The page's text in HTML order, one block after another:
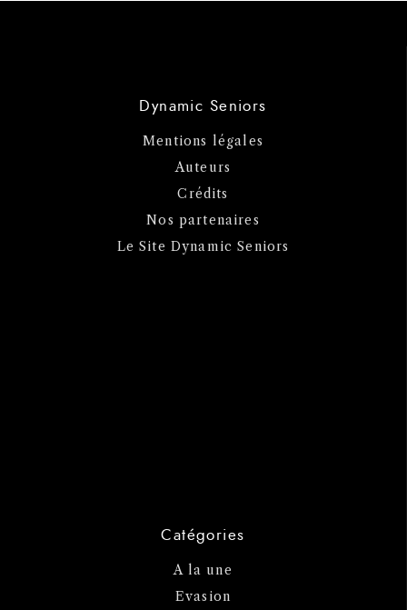
Dynamic Seniors
Mentions légales
Auteurs
Crédits
Nos partenaires
Le Site Dynamic Seniors
Catégories
A la une
Evasion